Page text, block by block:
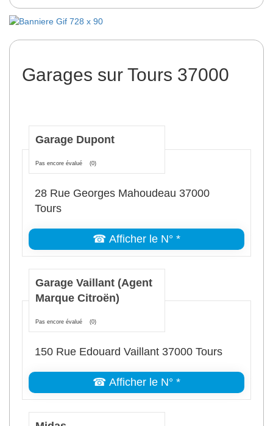
Garages sur Tours 37000
Garage Dupont
Pas encore évalué (0)
28 Rue Georges Mahoudeau 37000
Tours
☎ Afficher le N° *
Garage Vaillant (Agent
Marque Citroën)
Pas encore évalué (0)
150 Rue Edouard Vaillant 37000 Tours
☎ Afficher le N° *